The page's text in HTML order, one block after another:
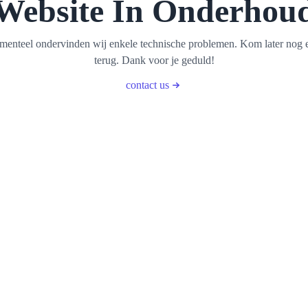
In
ondervinden wij enkele technische problemen. Kom later nog
terug. Dank voor je geduld!
contact us